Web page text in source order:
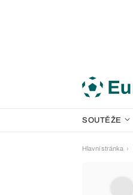
SOUTĚŽE
Hlavní stránka